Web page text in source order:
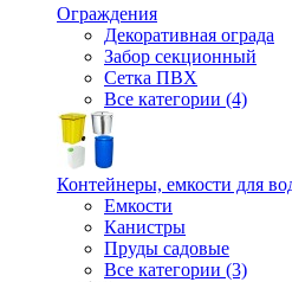
Ограждения
Декоративная ограда
Забор секционный
Сетка ПВХ
Все категории (4)
Контейнеры, емкости для
Емкости
Канистры
Пруды садовые
Все категории (3)